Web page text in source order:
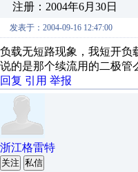
注册：2004年6月30日
发表于：2004-09-16 12:47:00
负载无短路现象，我短开负
说的是那个续流用的二极管
回复 引用 举报
浙江格雷特
关注 私信